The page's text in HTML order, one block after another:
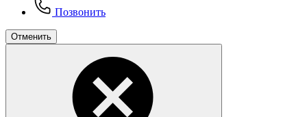
Позвонить
Отменить